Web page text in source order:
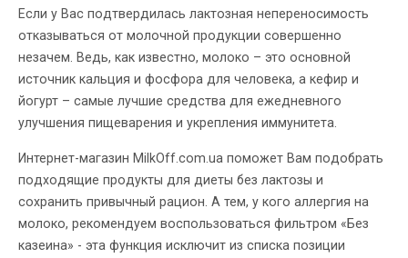
Если у Вас подтвердилась лактозная непереносимость
отказываться от молочной продукции совершенно
незачем. Ведь, как известно, молоко – это основной
источник кальция и фосфора для человека, а кефир и
йогурт – самые лучшие средства для ежедневного
улучшения пищеварения и укрепления иммунитета.
Интернет-магазин MilkOff.com.ua поможет Вам подобрать
подходящие продукты для диеты без лактозы и
сохранить привычный рацион. А тем, у кого аллергия на
молоко, рекомендуем воспользоваться фильтром «Без
казеина» - эта функция исключит из списка позиции